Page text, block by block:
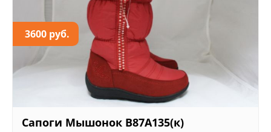
3600 руб.
Сапоги Мышонок B87A135(к)